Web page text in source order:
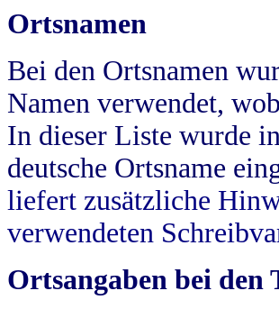
Ortsnamen
Bei den Ortsnamen
Namen verwendet,
In dieser Liste wurde
deutsche Ortsname
liefert zusätzliche
verwendeten
Ortsangaben bei den